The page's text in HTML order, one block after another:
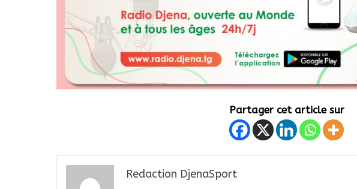
Partager cet article sur
Redaction DjenaSport